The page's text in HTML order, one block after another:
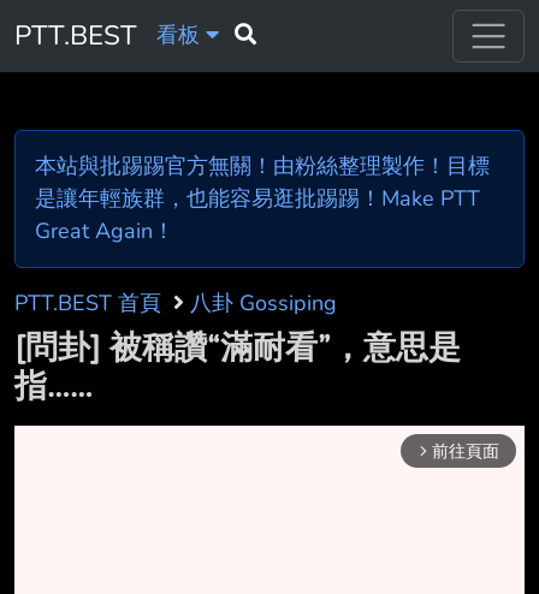
PTT.BEST 看板
本站與批踢踢官方無關！由粉絲整理製作！目標
是讓年輕族群，也能容易逛批踢踢！Make PTT
Great Again！
PTT.BEST 首頁 八卦 Gossiping
[問卦] 被稱讚“滿耐看”，意思是
指……
arrow_forward_ios 前往頁面